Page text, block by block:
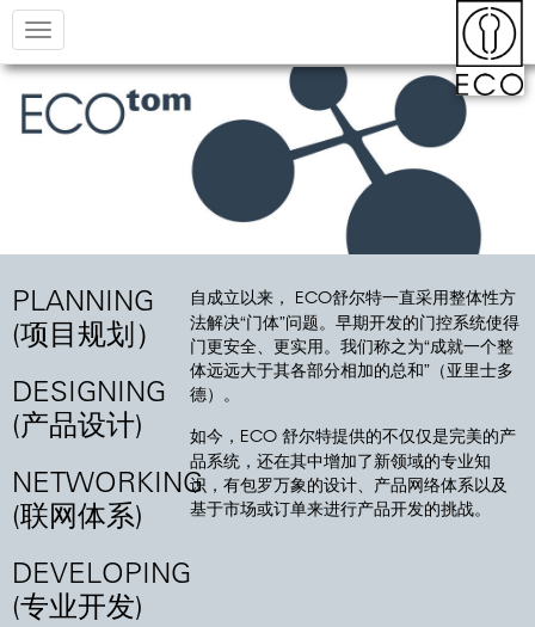
Toggle
navigation
PLANNING
(项目规划）
DESIGNING
(产品设计)
NETWORKING
(联网体系)
DEVELOPING
(专业开发)
自成立以来， ECO舒尔特一直采用整体性方
法解决“门体”问题。早期开发的门控系统使得
门更安全、更实用。我们称之为“成就一个整
体远远大于其各部分相加的总和”（亚里士多
德）。
如今， ECO 舒尔特提供的不仅仅是完美的产
品系统，还在其中增加了新领域的专业知
识，有包罗万象的设计、产品网络体系以及
基于市场或订单来进行产品开发的挑战。